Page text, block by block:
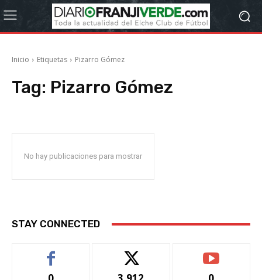
Inicio Etiquetas Pizarro Gómez
Tag: Pizarro Gómez
No hay publicaciones para mostrar
STAY CONNECTED